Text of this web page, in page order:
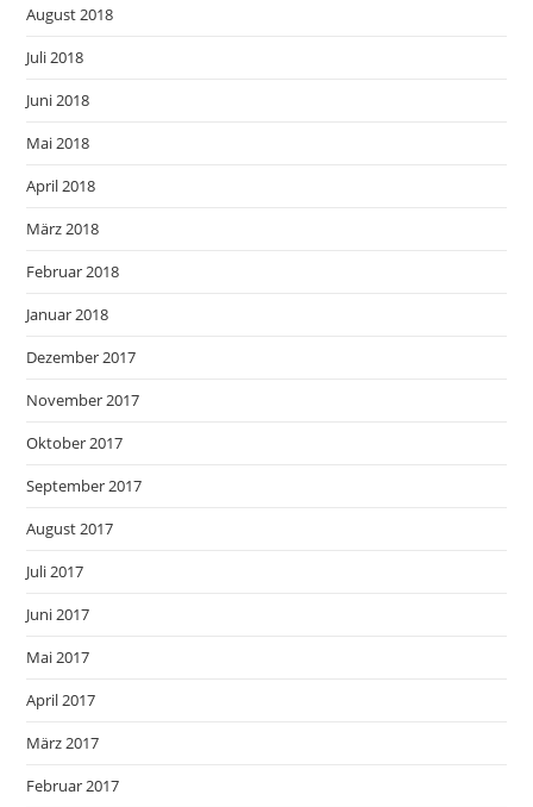
August 2018
Juli 2018
Juni 2018
Mai 2018
April 2018
März 2018
Februar 2018
Januar 2018
Dezember 2017
November 2017
Oktober 2017
September 2017
August 2017
Juli 2017
Juni 2017
Mai 2017
April 2017
März 2017
Februar 2017